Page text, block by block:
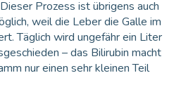
Prozess ist übrigens auch
weil die Leber die Galle im
Täglich wird ungefähr ein Liter
– das Bilirubin macht
nur einen sehr kleinen Teil